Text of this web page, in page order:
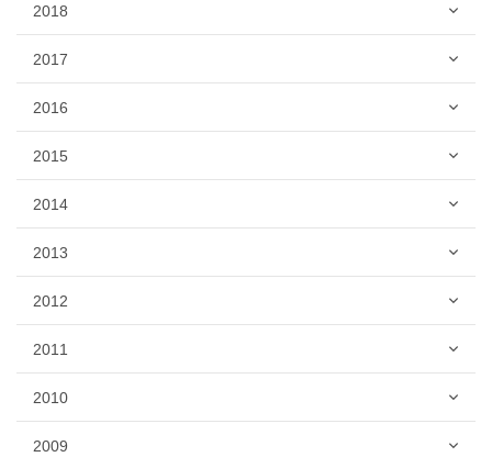
2018
2017
2016
2015
2014
2013
2012
2011
2010
2009